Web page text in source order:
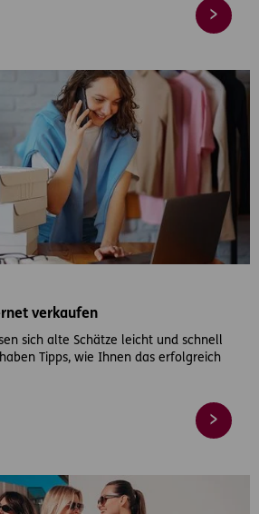
verkaufen
sich alte Schätze leicht und schnell
Tipps, wie Ihnen das erfolgreich